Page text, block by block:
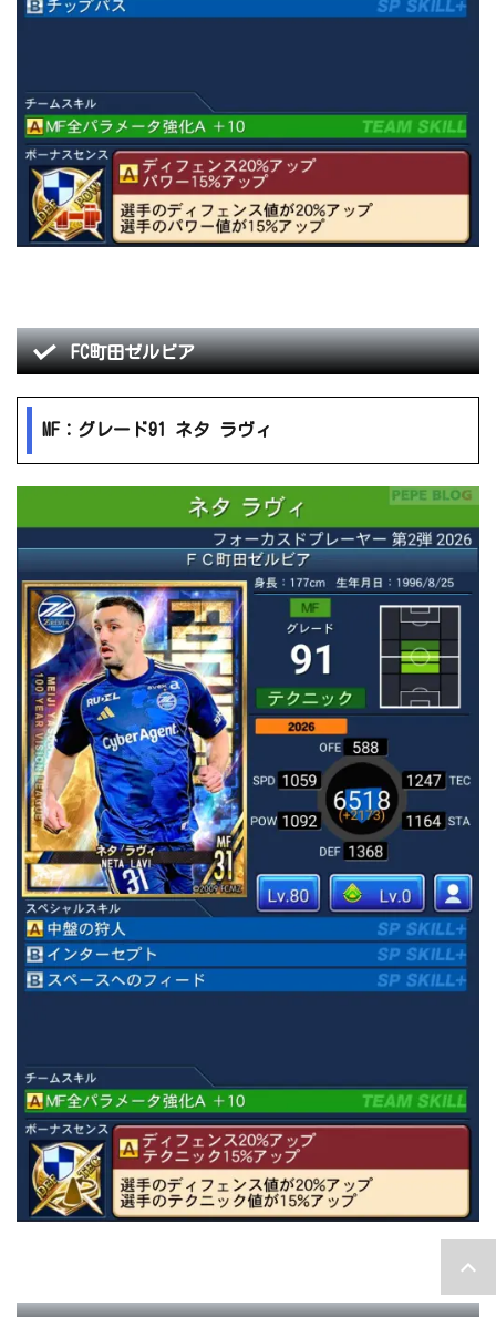
FC町田ゼルビア
MF：グレード91 ネタ ラヴィ